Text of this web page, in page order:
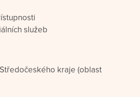
služeb
kraje (oblast